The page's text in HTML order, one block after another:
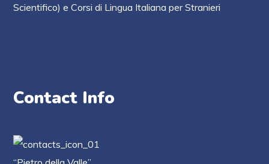
Scientifico)e Corsi di Lingua Italiana per Stranieri
Contact Info